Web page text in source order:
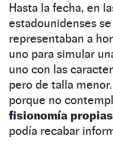
Hasta la fecha, en
estadounidenses
representaban a
uno para simular
uno con las
pero de talla
porque no
fisionomía
podía recabar